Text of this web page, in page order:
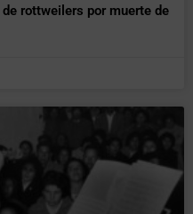
rottweilers por muerte de